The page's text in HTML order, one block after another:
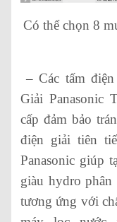
Có thể chọn 8
– Các tấm
Giải Panasonic
cấp đảm bảo
điện giải tiên
Panasonic giúp
giàu hydro
tương ứng với